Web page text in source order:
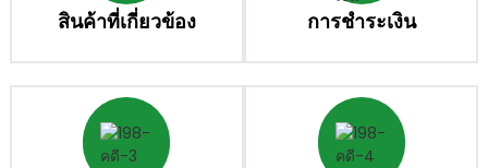
สินค้าที่เกี่ยวข้อง การชำระเงิน